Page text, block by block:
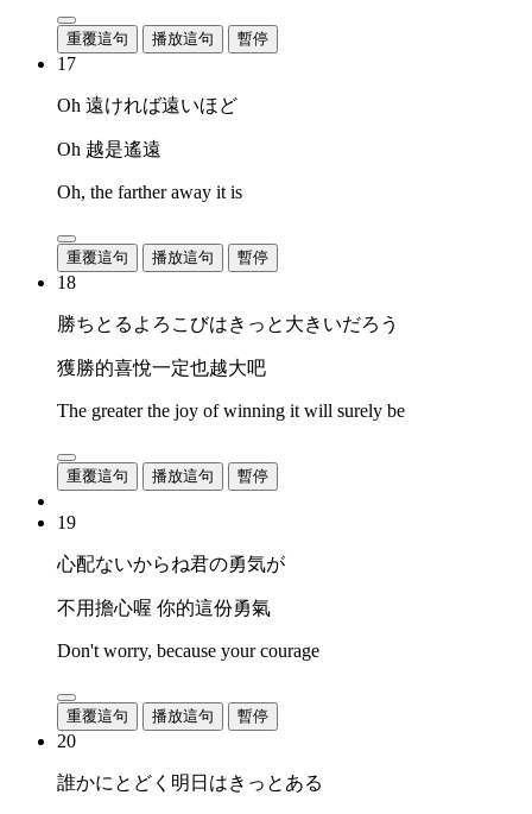
重覆這句 播放這句 暫停
17
Oh 遠ければ遠いほど
Oh 越是遙遠
Oh, the farther away it is
重覆這句 播放這句 暫停
18
勝ちとるよろこびはきっと大きいだろう
獲勝的喜悅一定也越大吧
The greater the joy of winning it will surely be
重覆這句 播放這句 暫停
19
心配ないからね君の勇気が
不用擔心喔 你的這份勇氣
Don't worry, because your courage
重覆這句 播放這句 暫停
20
誰かにとどく明日はきっとある